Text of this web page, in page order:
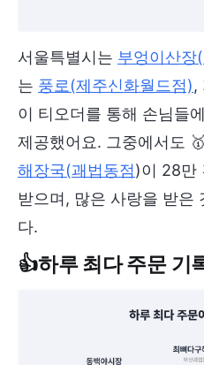
서울특별시는 부엉이산장
는 풍로(제주신화월드점),
이 티오더를 통해 손님들
제공했어요. 그중에서도
해장국(괘법동점)이 28만
받으며, 많은 사랑을 받은
다.
👍하루 최다 주문 기